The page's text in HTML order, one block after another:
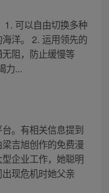
1. 可以自由切换多种
洋。 2. 运用领先的
阻，防止缓慢等
力...
。有相关信息提到
吉旭创作的免费漫
企业工作，她聪明
现危机时她父亲